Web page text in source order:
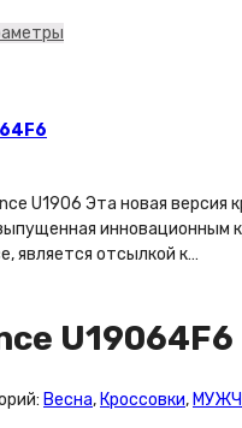
U1906 Эта новая версия
инновационным
является отсылкой к…
U19064F6
Весна, Кроссовки,